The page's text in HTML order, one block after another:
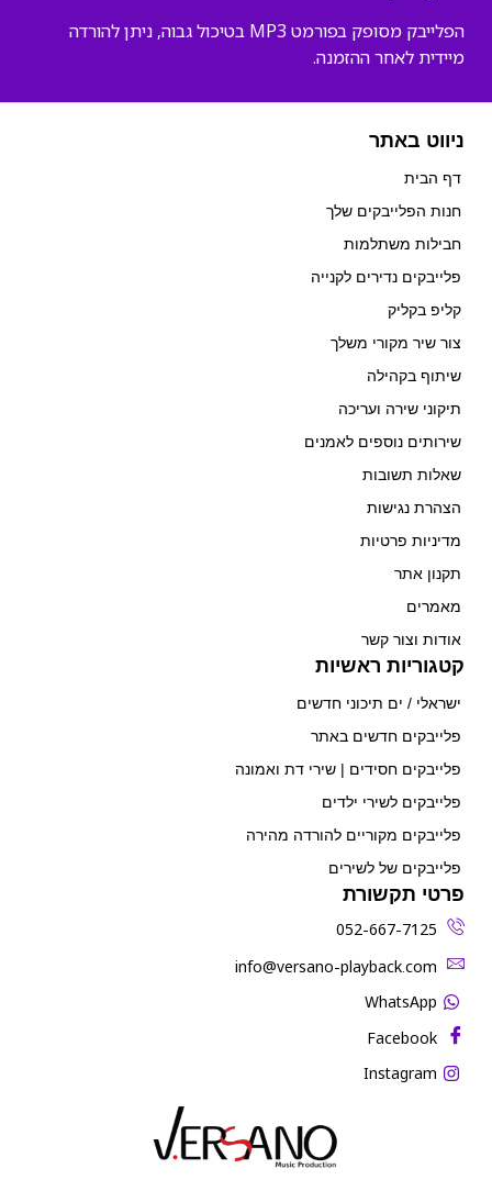
הפלייבק מסופק בפורמט MP3 בטיכול גבוה, ניתן להורדה
מיידית לאחר ההזמנה.
ניווט באתר
דף הבית
חנות הפלייבקים שלך
חבילות משתלמות
פלייבקים נדירים לקנייה
קליפ בקליק
צור שיר מקורי משלך
שיתוף בקהילה
תיקוני שירה ועריכה
שירותים נוספים לאמנים
שאלות תשובות
הצהרת נגישות
מדיניות פרטיות
תקנון אתר
מאמרים
אודות וצור קשר
קטגוריות ראשיות
ישראלי / ים תיכוני חדשים
פלייבקים חדשים באתר
פלייבקים חסידים | שירי דת ואמונה
פלייבקים לשירי ילדים
פלייבקים מקוריים להורדה מהירה
פלייבקים של לשירים
פרטי תקשורת
052-667-7125
‫info@versano-playback.com‬
WhatsApp
Facebook
Instagram